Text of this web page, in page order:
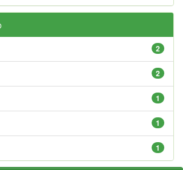
2
2
1
1
1